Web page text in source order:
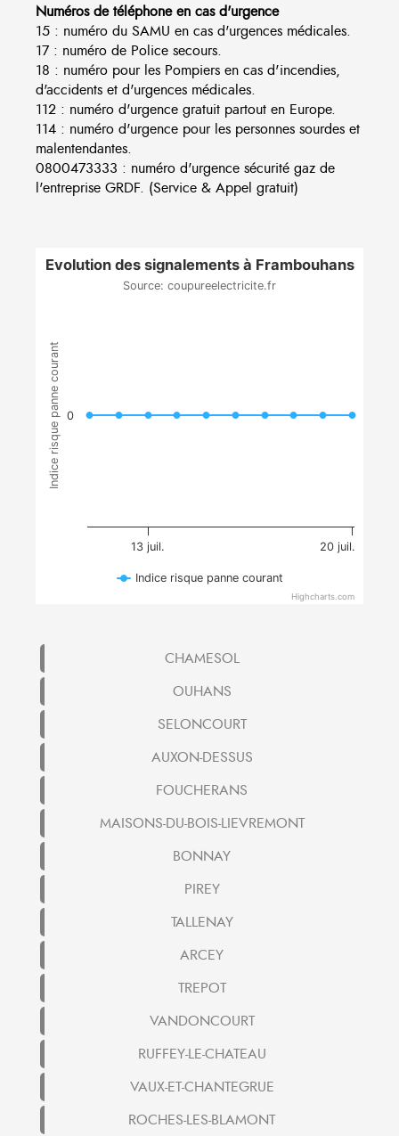
Numéros de téléphone en cas d'urgence
15 : numéro du SAMU en cas d'urgences médicales.
17 : numéro de Police secours.
18 : numéro pour les Pompiers en cas d'incendies,
d'accidents et d'urgences médicales.
112 : numéro d'urgence gratuit partout en Europe.
114 : numéro d'urgence pour les personnes sourdes et
malentendantes.
0800473333 : numéro d'urgence sécurité gaz de
l'entreprise GRDF. (Service & Appel gratuit)
Indice risque panne courant
Evolution des signalements à Frambouhans
Source: coupureelectricite.fr
13 juil. 20 juil.
0
Indice risque panne courant
Highcharts.com
CHAMESOL
OUHANS
SELONCOURT
AUXON-DESSUS
FOUCHERANS
MAISONS-DU-BOIS-LIEVREMONT
BONNAY
PIREY
TALLENAY
ARCEY
TREPOT
VANDONCOURT
RUFFEY-LE-CHATEAU
VAUX-ET-CHANTEGRUE
ROCHES-LES-BLAMONT